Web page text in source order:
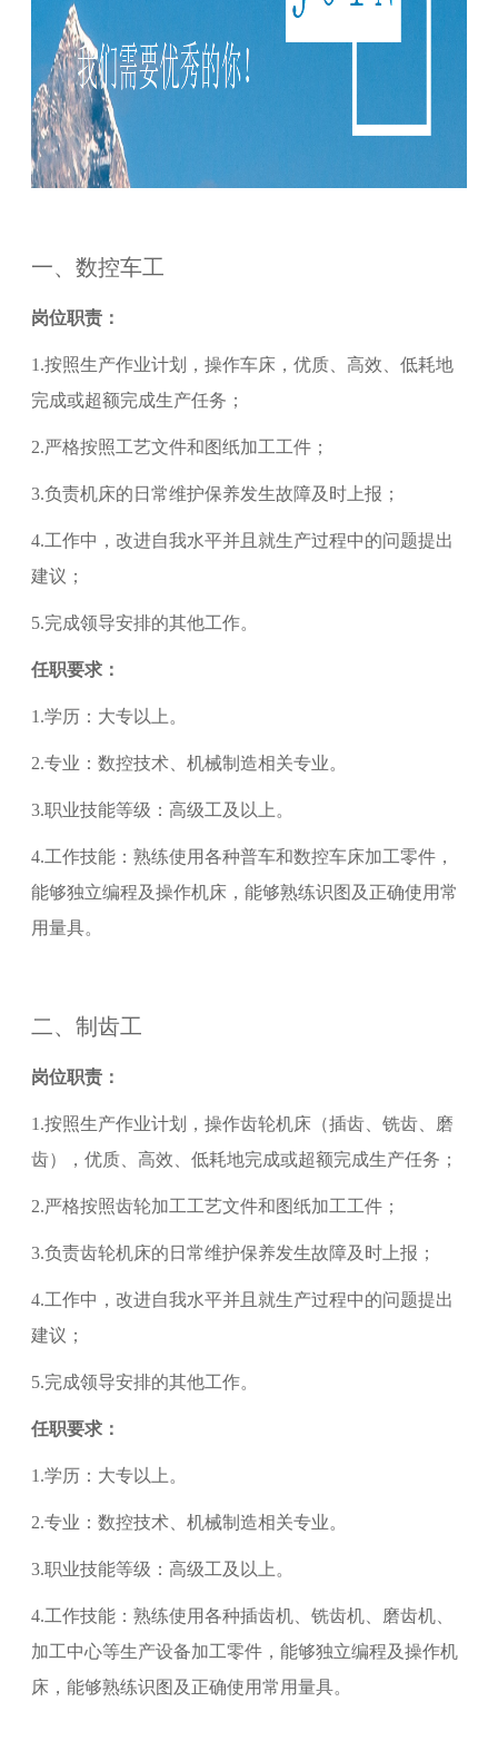
一、数控车工
岗位职责：
1.按照生产作业计划，操作车床，优质、高效、低耗地
完成或超额完成生产任务；
2.严格按照工艺文件和图纸加工工件；
3.负责机床的日常维护保养发生故障及时上报；
4.工作中，改进自我水平并且就生产过程中的问题提出
建议；
5.完成领导安排的其他工作。
任职要求：
1.学历：大专以上。
2.专业：数控技术、机械制造相关专业。
3.职业技能等级：高级工 及以上。
4.工作技能：熟练使用各种普车和数控车床加工零件，
能够独立编程及操作机床，能够熟练识图及正确使用常
用量具。
二、制齿工
岗位职责：
1.按照生产作业计划，操作齿轮机床（插齿、铣齿、磨
齿），优质、高效、低耗地完成或超额完成生产任务；
2.严格按照齿轮加工工艺文件和图纸加工工件；
3.负责齿轮机床的日常维护保养发生故障及时上报；
4.工作中，改进自我水平并且就生产过程中的问题提出
建议；
5.完成领导安排的其他工作。
任职要求：
1.学历：大专以上。
2.专业：数控技术、机械制造相关专业。
3.职业技能等级：高级工 及以上。
4.工作技能：熟练使用各种插齿机、铣齿机、磨齿机、
加工中心等生产设备加工零件，能够独立编程及操作机
床，能够熟练识图及正确使用常用量具。